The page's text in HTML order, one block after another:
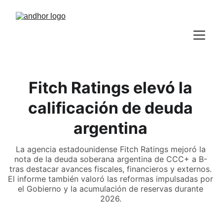
Fitch Ratings elevó la
calificación de deuda
argentina
La agencia estadounidense Fitch Ratings mejoró la
nota de la deuda soberana argentina de CCC+ a B-
tras destacar avances fiscales, financieros y externos.
El informe también valoró las reformas impulsadas por
el Gobierno y la acumulación de reservas durante
2026.